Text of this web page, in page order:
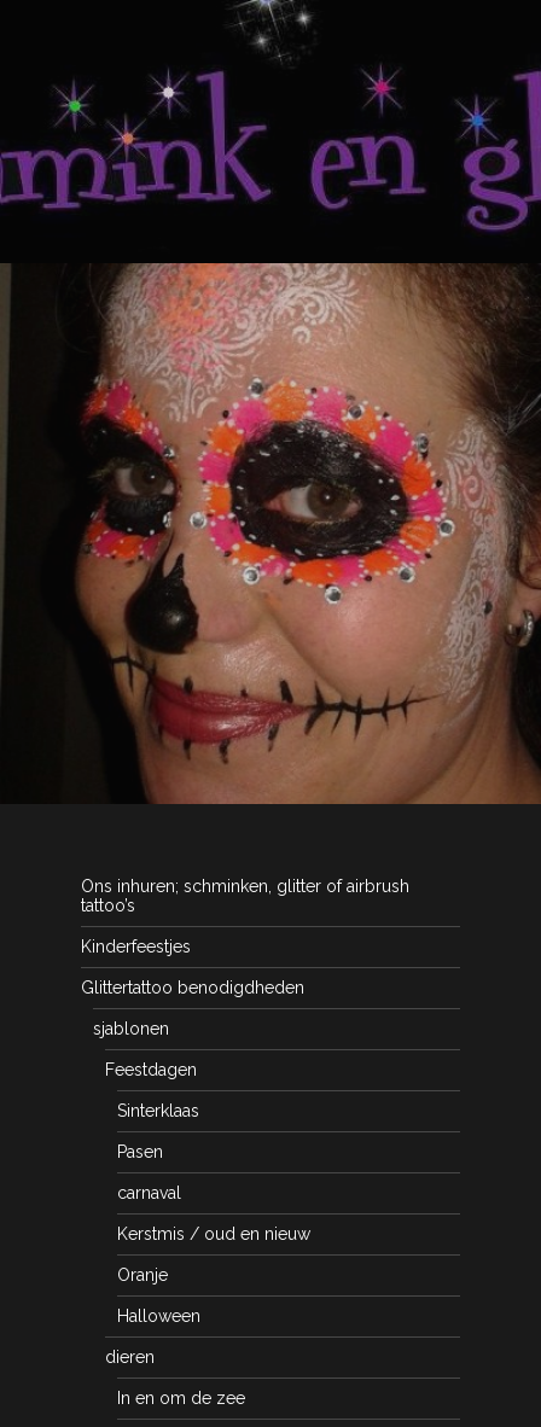
Ons inhuren; schminken, glitter of airbrush
tattoo’s
Kinderfeestjes
Glittertattoo benodigdheden
sjablonen
Feestdagen
Sinterklaas
Pasen
carnaval
Kerstmis / oud en nieuw
Oranje
Halloween
dieren
In en om de zee